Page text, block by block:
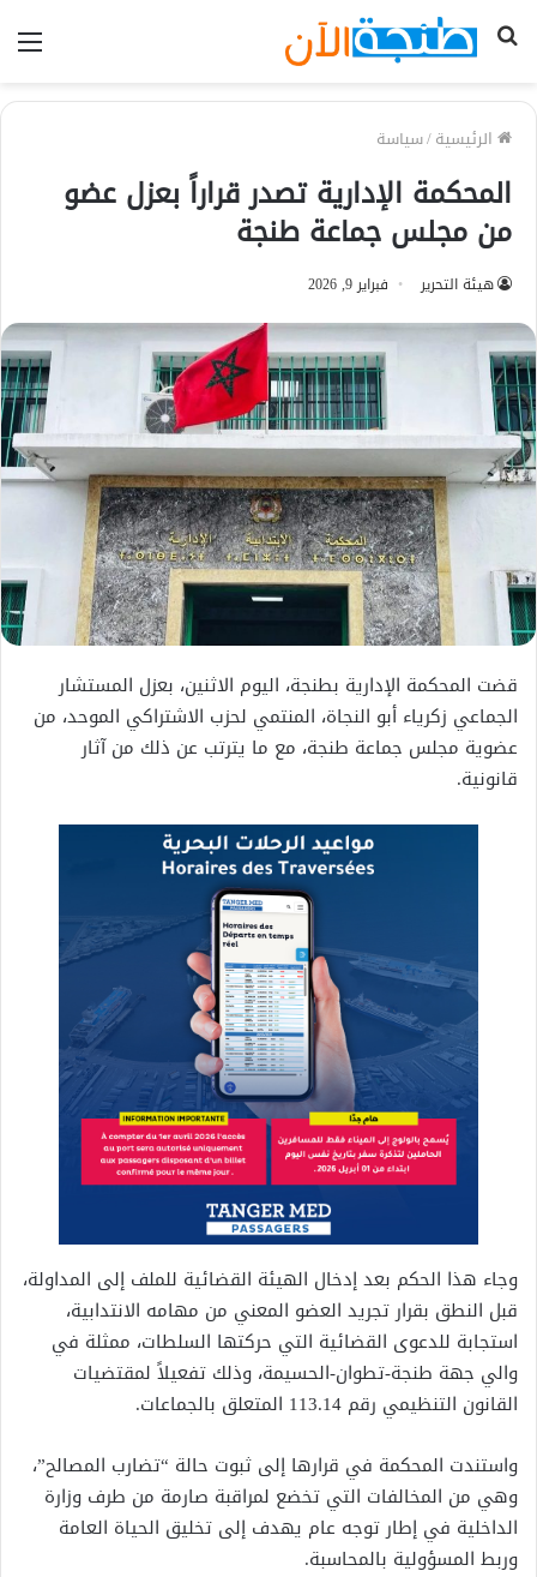
بحث
الرئيسية/سياسة
المحكمة الإدارية تصدر قراراً بعزل عضو
من مجلس جماعة طنجة
هيئة التحرير فبراير 9, 2026
قضت المحكمة الإدارية بطنجة، اليوم الاثنين، بعزل المستشار
الجماعي زكرياء أبو النجاة، المنتمي لحزب الاشتراكي الموحد، من
عضوية مجلس جماعة طنجة، مع ما يترتب عن ذلك من آثار
قانونية.
وجاء هذا الحكم بعد إدخال الهيئة القضائية للملف إلى المداولة،
قبل النطق بقرار تجريد العضو المعني من مهامه الانتدابية،
استجابة للدعوى القضائية التي حركتها السلطات، ممثلة في
والي جهة طنجة-تطوان-الحسيمة، وذلك تفعيلاً لمقتضيات
القانون التنظيمي رقم 113.14 المتعلق بالجماعات.
واستندت المحكمة في قرارها إلى ثبوت حالة “تضارب المصالح”،
وهي من المخالفات التي تخضع لمراقبة صارمة من طرف وزارة
الداخلية في إطار توجه عام يهدف إلى تخليق الحياة العامة
وربط المسؤولية بالمحاسبة.